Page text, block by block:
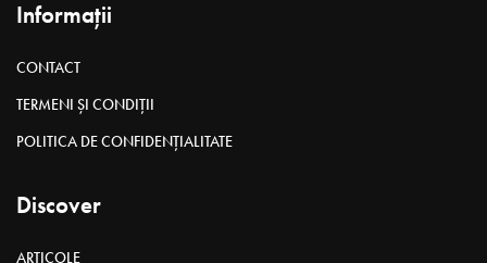
Informații
CONTACT
TERMENI ȘI CONDIȚII
POLITICA DE CONFIDENȚIALITATE
Discover
ARTICOLE